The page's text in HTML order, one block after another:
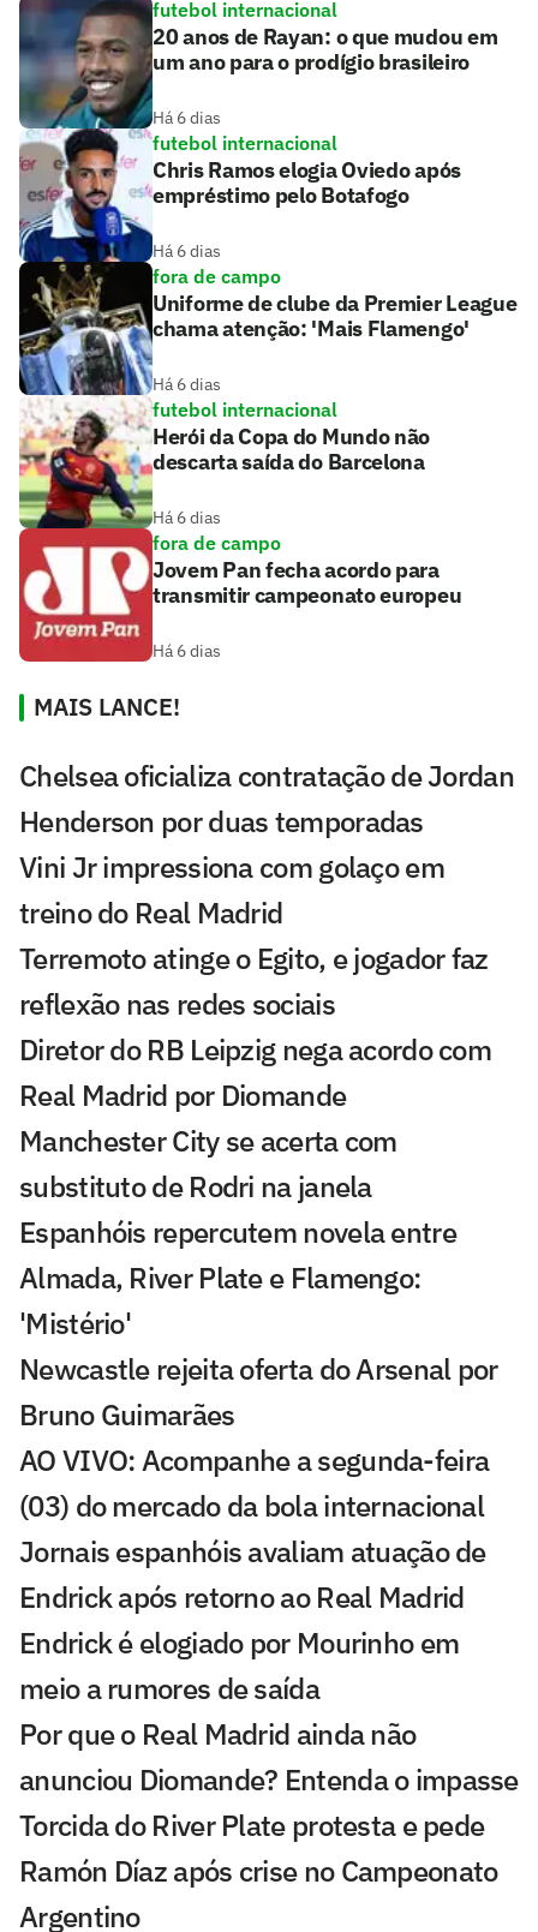
futebol internacional
20 anos de Rayan: o que mudou em
um ano para o prodígio brasileiro
Há 6 dias
futebol internacional
Chris Ramos elogia Oviedo após
empréstimo pelo Botafogo
Há 6 dias
fora de campo
Uniforme de clube da Premier League
chama atenção: 'Mais Flamengo'
Há 6 dias
futebol internacional
Herói da Copa do Mundo não
descarta saída do Barcelona
Há 6 dias
fora de campo
Jovem Pan fecha acordo para
transmitir campeonato europeu
Há 6 dias
MAIS LANCE!
Chelsea oficializa contratação de Jordan
Henderson por duas temporadas
Vini Jr impressiona com golaço em
treino do Real Madrid
Terremoto atinge o Egito, e jogador faz
reflexão nas redes sociais
Diretor do RB Leipzig nega acordo com
Real Madrid por Diomande
Manchester City se acerta com
substituto de Rodri na janela
Espanhóis repercutem novela entre
Almada, River Plate e Flamengo:
'Mistério'
Newcastle rejeita oferta do Arsenal por
Bruno Guimarães
AO VIVO: Acompanhe a segunda-feira
(03) do mercado da bola internacional
Jornais espanhóis avaliam atuação de
Endrick após retorno ao Real Madrid
Endrick é elogiado por Mourinho em
meio a rumores de saída
Por que o Real Madrid ainda não
anunciou Diomande? Entenda o impasse
Torcida do River Plate protesta e pede
Ramón Díaz após crise no Campeonato
Argentino